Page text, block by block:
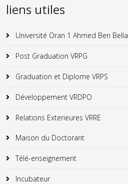
liens utiles
Université Oran 1 Ahmed Ben Bella
Post Graduation VRPG
Graduation et Diplome VRPS
Développement VRDPO
Relations Exterieures VRRE
Maison du Doctorant
Télé-enseignement
Incubateur